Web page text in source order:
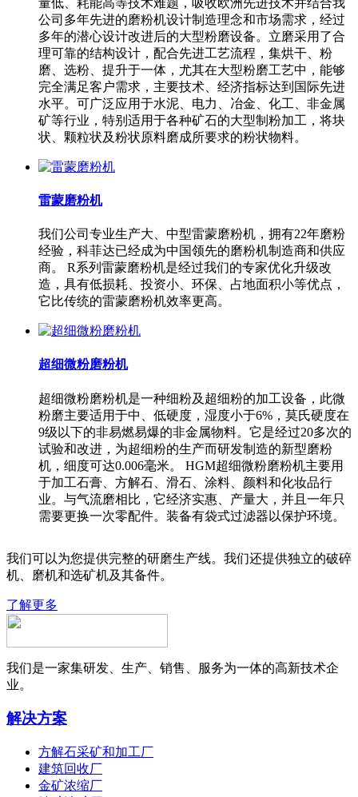
公司多年先进的磨粉机设计制造理念和市场需求，经过
多年的潜心设计改进后的大型粉磨设备。立磨采用了合
理可靠的结构设计，配合先进工艺流程，集烘干、粉
磨、选粉、提升于一体，尤其在大型粉磨工艺中，能够
完全满足客户需求，主要技术、经济指标达到国际先进
水平。可广泛应用于水泥、电力、冶金、化工、非金属
矿等行业，特别适用于各种矿石的大型制粉加工，将块
状、颗粒状及粉状原料磨成所要求的粉状物料。
雷蒙磨粉机
我们公司专业生产大、中型雷蒙磨粉机，拥有22年磨粉
经验，科菲达已经成为中国领先的磨粉机制造商和供应
商。 R系列雷蒙磨粉机是经过我们的专家优化升级改
造，具有低损耗、投资小、环保、占地面积小等优点，
它比传统的雷蒙磨粉机效率更高。
超细微粉磨粉机
超细微粉磨粉机是一种细粉及超细粉的加工设备，此微
粉磨主要适用于中、低硬度，湿度小于6%，莫氏硬度在
9级以下的非易燃易爆的非金属物料。它是经过20多次的
试验和改进，为超细粉的生产而研发制造的新型磨粉
机，细度可达0.006毫米。 HGM超细微粉磨粉机主要用
于加工石膏、方解石、滑石、涂料、颜料和化妆品行
业。与气流磨相比，它经济实惠、产量大，并且一年只
需要更换一次零配件。装备有袋式过滤器以保护环境。
我们可以为您提供完整的研磨生产线。我们还提供独立的破碎
机、磨机和选矿机及其备件。
了解更多
我们是一家集研发、生产、销售、服务为一体的高新技术企
业。
解决方案
方解石采矿和加工厂
建筑回收厂
金矿浓缩厂